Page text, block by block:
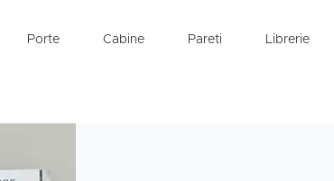
Porte Cabine Pareti Librerie